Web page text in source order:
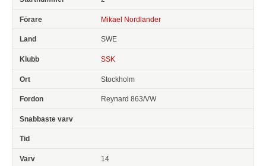
Mikael Nordlander
SWE
SSK
Stockholm
Reynard 863/VW
14